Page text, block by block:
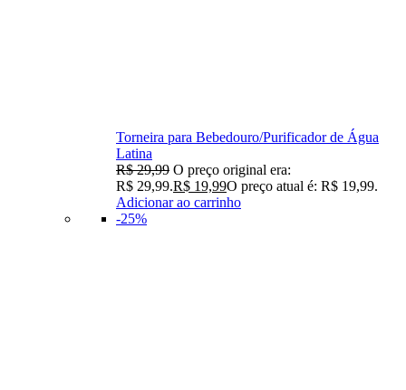
Torneira para Bebedouro/Purificador de Água
Latina
R$29,99 O preço original era:
R$ 29,99.R$ 19,99O preço atual é: R$ 19,99.
Adicionar ao carrinho
-25%